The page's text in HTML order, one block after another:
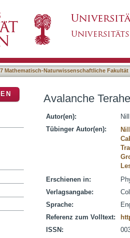
7 Mathematisch-Naturwissenschaftliche Fakultät
Avalanche
Autor(en):
Tübinger Autor(en):
Erschienen in:
Verlagsangabe:
Sprache:
Referenz zum Volltext:
ISSN: